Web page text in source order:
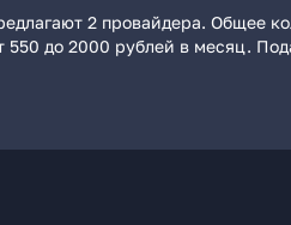
2 провайдера. Общее
до 2000 рублей в месяц.